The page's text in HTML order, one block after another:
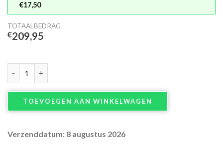
€17,50
TOTAALBEDRAG
€209,95
TOEVOEGEN AAN WINKELWAGEN
Verzenddatum: 8 augustus 2026